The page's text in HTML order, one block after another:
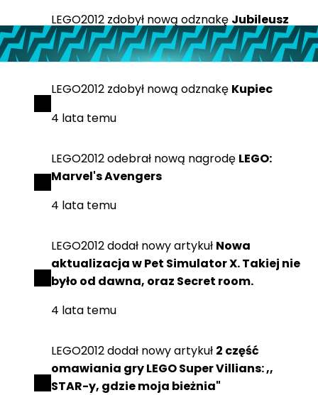
LEGO2012 zdobył nową odznakę Jubileusz
4 lata temu
LEGO2012 zdobył nową odznakę Kupiec
4 lata temu
LEGO2012odebrał nową nagrodę LEGO:
Marvel's Avengers
4 lata temu
LEGO2012dodał nowy artykuł Nowa
aktualizacja w Pet Simulator X. Takiej nie
było od dawna, oraz Secret room.
4 lata temu
LEGO2012dodał nowy artykuł 2 część
omawiania gry LEGO Super Villians: ,,
STAR-y, gdzie moja bieżnia"